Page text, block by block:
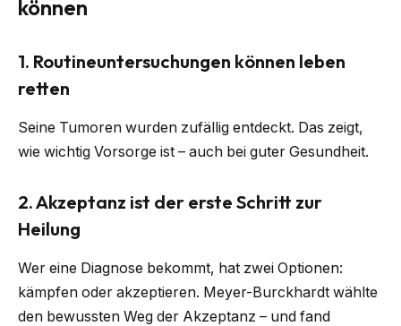
können
1. Routineuntersuchungen können leben
retten
Seine Tumoren wurden zufällig entdeckt. Das zeigt,
wie wichtig Vorsorge ist – auch bei guter Gesundheit.
2. Akzeptanz ist der erste Schritt zur
Heilung
Wer eine Diagnose bekommt, hat zwei Optionen:
kämpfen oder akzeptieren. Meyer-Burckhardt wählte
den bewussten Weg der Akzeptanz – und fand